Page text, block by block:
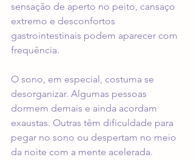
sensação de aperto no peito, cansaço
extremo e desconfortos
gastrointestinais podem aparecer com
frequência.
O sono, em especial, costuma se
desorganizar. Algumas pessoas
dormem demais e ainda acordam
exaustas. Outras têm dificuldade para
pegar no sono ou despertam no meio
da noite com a mente acelerada.